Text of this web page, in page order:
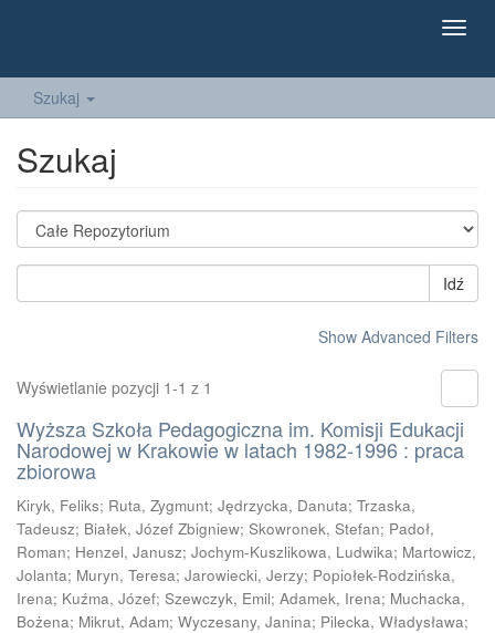
Szukaj
Szukaj
Idź
Show Advanced Filters
Wyświetlanie pozycji 1-1 z 1
Wyższa Szkoła Pedagogiczna im. Komisji Edukacji
Narodowej w Krakowie w latach 1982-1996 : praca
zbiorowa
Kiryk, Feliks; Ruta, Zygmunt; Jędrzycka, Danuta; Trzaska,
Tadeusz; Białek, Józef Zbigniew; Skowronek, Stefan; Padoł,
Roman; Henzel, Janusz; Jochym-Kuszlikowa, Ludwika; Martowicz,
Jolanta; Muryn, Teresa; Jarowiecki, Jerzy; Popiołek-Rodzińska,
Irena; Kuźma, Józef; Szewczyk, Emil; Adamek, Irena; Muchacka,
Bożena; Mikrut, Adam; Wyczesany, Janina; Pilecka, Władysława;